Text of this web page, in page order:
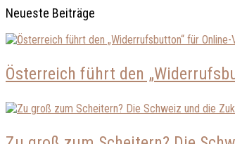
Neueste Beiträge
Österreich führt den